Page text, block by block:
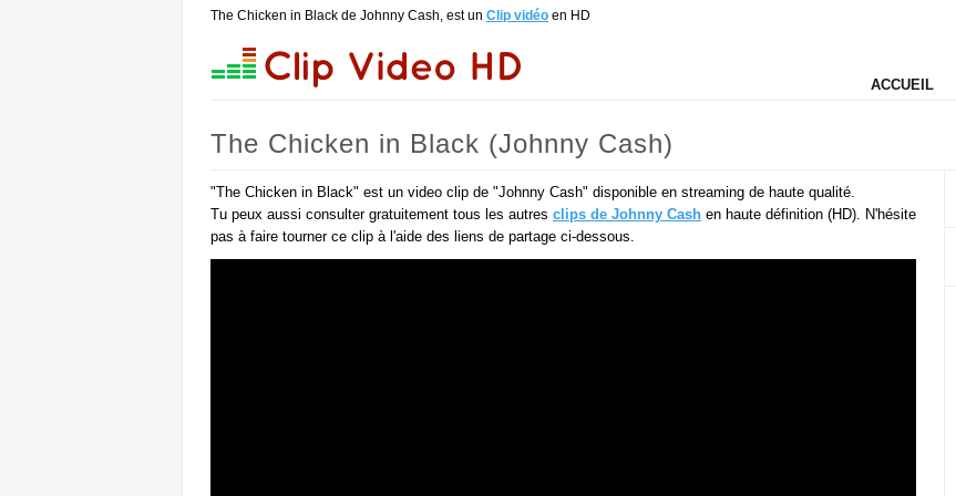
The Chicken in Black de Johnny Cash, est un Clip vidéo en HD
ACCUEIL
The Chicken in Black (Johnny Cash)
"The Chicken in Black" est un video clip de "Johnny Cash" disponible en streaming de haute qualité.
Tu peux aussi consulter gratuitement tous les autres clips de Johnny Cash en haute définition (HD). N'hésite
pas à faire tourner ce clip à l'aide des liens de partage ci-dessous.